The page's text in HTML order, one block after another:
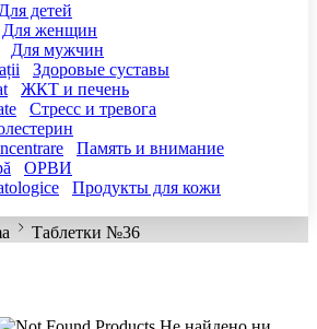
Для детей
Для женщин
Для мужчин
Здоровые суставы
ЖКТ и печень
Cтресс и тревога
Память и внимание
ОРВИ
Продукты для кожи
Таблетки №36